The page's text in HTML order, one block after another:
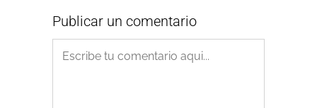
Publicar un comentario